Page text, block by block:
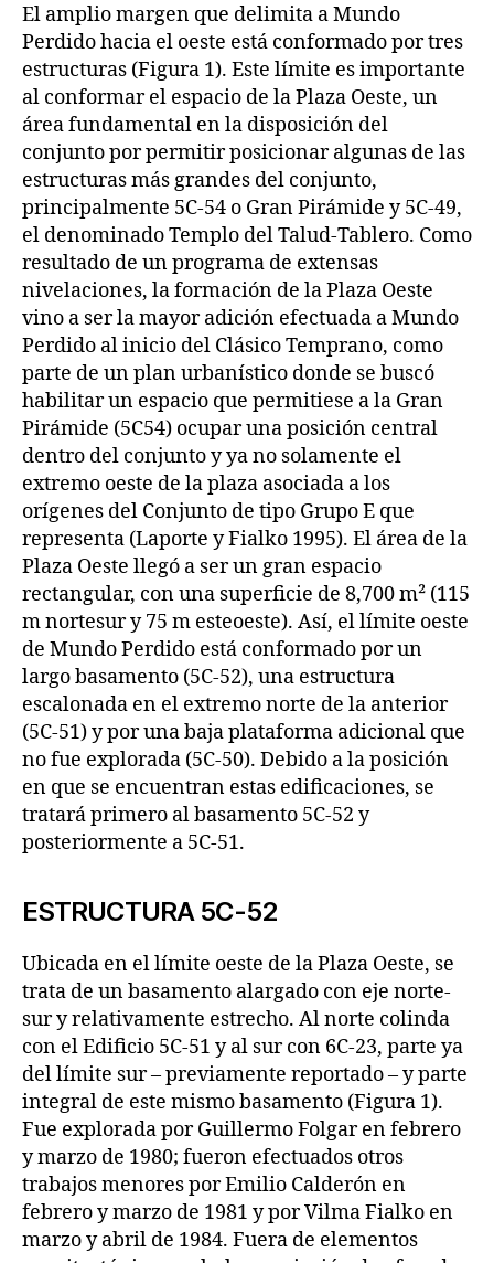
El amplio margen que delimita a Mundo
Perdido hacia el oeste está conformado por tres
estructuras (Figura 1). Este límite es importante
al conformar el espacio de la Plaza Oeste, un
área fundamental en la disposición del
conjunto por permitir posicionar algunas de las
estructuras más grandes del conjunto,
principalmente 5C-54 o Gran Pirámide y 5C-49,
el denominado Templo del Talud-Tablero. Como
resultado de un programa de extensas
nivelaciones, la formación de la Plaza Oeste
vino a ser la mayor adición efectuada a Mundo
Perdido al inicio del Clásico Temprano, como
parte de un plan urbanístico donde se buscó
habilitar un espacio que permitiese a la Gran
Pirámide (5C54) ocupar una posición central
dentro del conjunto y ya no solamente el
extremo oeste de la plaza asociada a los
orígenes del Conjunto de tipo Grupo E que
representa (Laporte y Fialko 1995). El área de la
Plaza Oeste llegó a ser un gran espacio
rectangular, con una superficie de 8,700 m² (115
m nortesur y 75 m esteoeste). Así, el límite oeste
de Mundo Perdido está conformado por un
largo basamento (5C-52), una estructura
escalonada en el extremo norte de la anterior
(5C-51) y por una baja plataforma adicional que
no fue explorada (5C-50). Debido a la posición
en que se encuentran estas edificaciones, se
tratará primero al basamento 5C-52 y
posteriormente a 5C-51.
ESTRUCTURA 5C-52
Ubicada en el límite oeste de la Plaza Oeste, se
trata de un basamento alargado con eje norte-
sur y relativamente estrecho. Al norte colinda
con el Edificio 5C-51 y al sur con 6C-23, parte ya
del límite sur – previamente reportado – y parte
integral de este mismo basamento (Figura 1).
Fue explorada por Guillermo Folgar en febrero
y marzo de 1980; fueron efectuados otros
trabajos menores por Emilio Calderón en
febrero y marzo de 1981 y por Vilma Fialko en
marzo y abril de 1984. Fuera de elementos